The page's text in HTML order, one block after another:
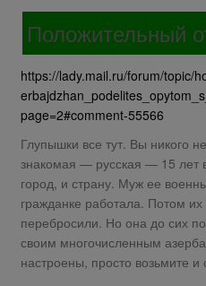
Положительный
https://lady.mail.ru/forum/topic/
page=2#comment-55566
Глупышки все тут. Вы никого
знакомая — русская — 15 лет
город, и страну. Муж ее
гражданке работала. Потом их
перебросили. Но она до сих
своим многочисленным
настроены, просто возьмите и